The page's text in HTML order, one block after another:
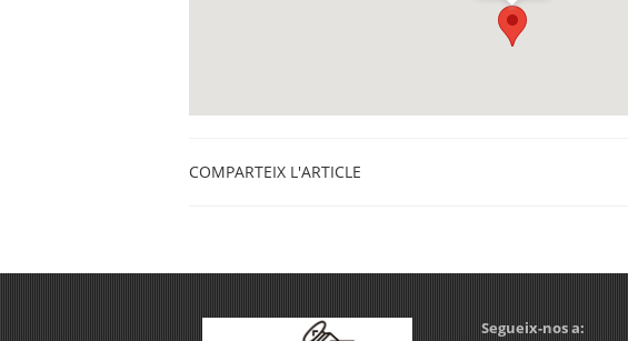
COMPARTEIX L'ARTICLE
Segueix-nos a: